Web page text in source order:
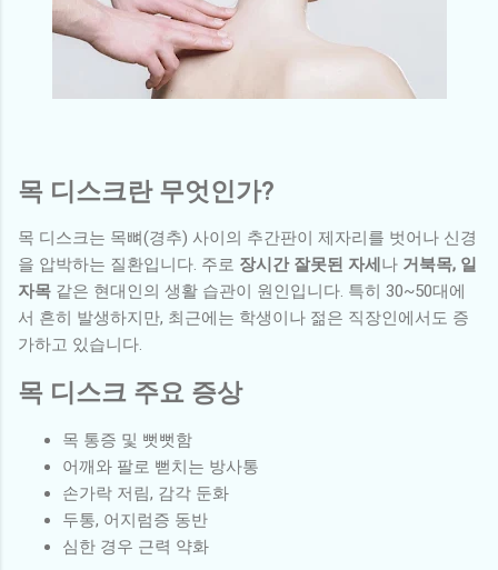
목 디스크란 무엇인가?
목 디스크는 목뼈(경추) 사이의 추간판이 제자리를 벗어나 신경
을 압박하는 질환입니다. 주로 장시간 잘못된 자세 나 거북목, 일
자목 같은 현대인의 생활 습관이 원인입니다. 특히 30~50대에
서 흔히 발생하지만, 최근에는 학생이나 젊은 직장인에서도 증
가하고 있습니다.
목 디스크 주요 증상
목 통증 및 뻣뻣함
어깨와 팔로 뻗치는 방사통
손가락 저림, 감각 둔화
두통, 어지럼증 동반
심한 경우 근력 약화